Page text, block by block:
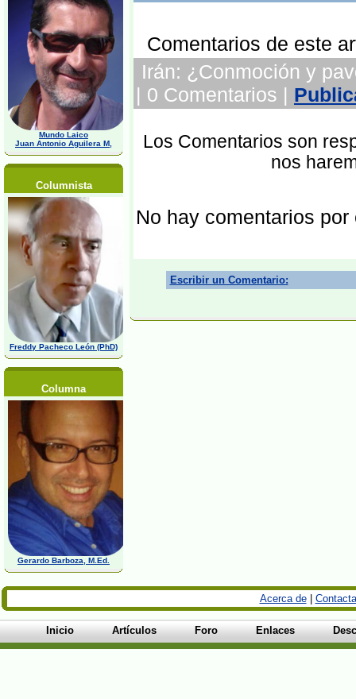
Mundo Laico
Juan Antonio Aguilera M,
Columnista
Freddy Pacheco León (PhD)
Columna
Gerardo Barboza, M.Ed.
Comentarios de este
Irán: ¿Conmoción y
| 0 Comentarios |
Los Comentarios son
nos
No hay comentarios por
Escribir un Comentario:
Acerca de|
Inicio Artículos Foro Enlaces